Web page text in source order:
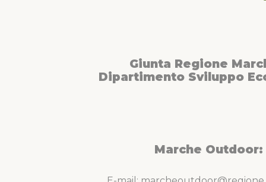
Giunta Regione
Dipartimento Sviluppo
Marche Outdoor: